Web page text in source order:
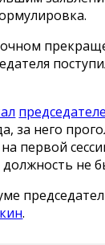
за него
первой
не
.